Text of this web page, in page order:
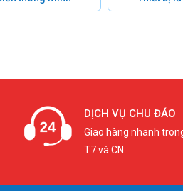
DỊCH VỤ CHU ĐÁO
Giao hàng nhanh
T7 và CN